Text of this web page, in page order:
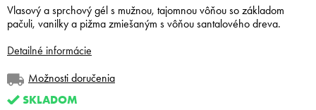
SKLADOM
Možnosti doručenia
Vlasový a sprchový gél s mužnou, tajomnou vôňou so základom
pačuli, vanilky a pižma zmiešaným s vôňou santalového dreva.
Detailné informácie